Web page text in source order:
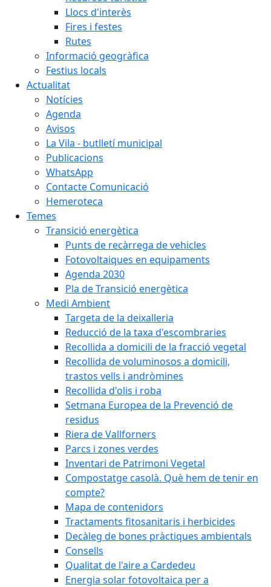
Llocs d'interès
Fires i festes
Rutes
Informació geogràfica
Festius locals
Actualitat
Notícies
Agenda
Avisos
La Vila - butlletí municipal
Publicacions
WhatsApp
Contacte Comunicació
Hemeroteca
Temes
Transició energètica
Punts de recàrrega de vehicles
Fotovoltaiques en equipaments
Agenda 2030
Pla de Transició energètica
Medi Ambient
Targeta de la deixalleria
Reducció de la taxa d'escombraries
Recollida a domicili de la fracció vegetal
Recollida de voluminosos a domicili,
trastos vells i andròmines
Recollida d'olis i roba
Setmana Europea de la Prevenció de
residus
Riera de Vallforners
Parcs i zones verdes
Inventari de Patrimoni Vegetal
Compostatge casolà. Què hem de tenir en
compte?
Mapa de contenidors
Tractaments fitosanitaris i herbicides
Decàleg de bones pràctiques ambientals
Consells
Qualitat de l'aire a Cardedeu
Energia solar fotovoltaica per a